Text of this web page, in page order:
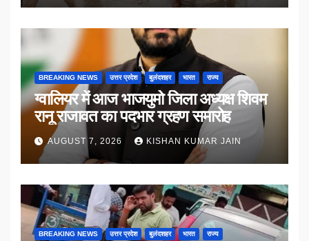
BREAKING NEWS उत्तर प्रदेश बुलंदशहर भारत राज्य
ग्वालियर में आज भाजयुमो जिला अध्यक्ष शिवम
रानू राजावत का पदभार ग्रहण समारोह
AUGUST 7, 2026 KISHAN KUMAR JAIN
BREAKING NEWS उत्तर प्रदेश बुलंदशहर भारत राज्य